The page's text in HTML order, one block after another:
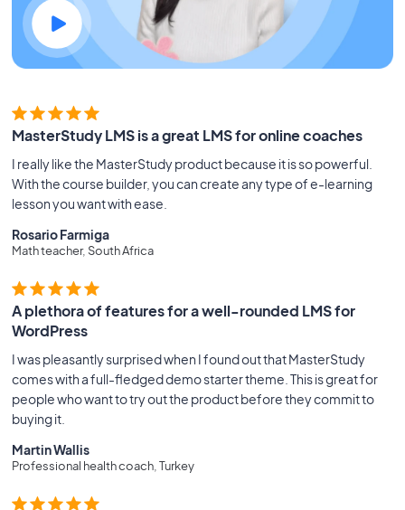
MasterStudy LMS is a great LMS for online coaches
I really like the MasterStudy product because it is so powerful.
With the course builder, you can create any type of e-learning
lesson you want with ease.
Rosario Farmiga
Math teacher, South Africa
A plethora of features for a well-rounded LMS for
WordPress
I was pleasantly surprised when I found out that MasterStudy
comes with a full-fledged demo starter theme. This is great for
people who want to try out the product before they commit to
buying it.
Martin Wallis
Professional health coach, Turkey